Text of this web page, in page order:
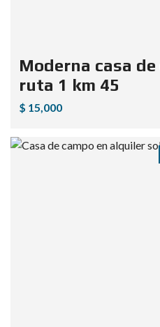
Moderna casa
ruta 1 km 45
$ 15,000